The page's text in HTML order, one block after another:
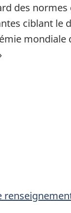
des
ciblant le